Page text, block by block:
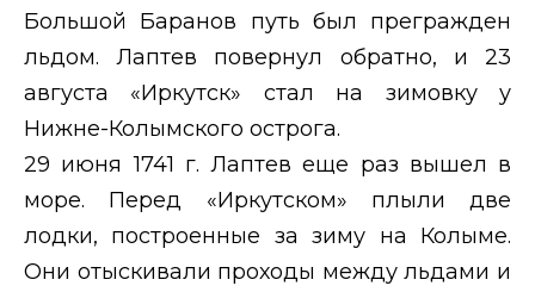
Большой Баранов путь был прегражден
льдом. Лаптев повернул обратно, и 23
августа «Иркутск» стал на зимовку у
Нижне-Колымского острога.
29 июня 1741 г. Лаптев еще раз вышел в
море. Перед «Иркутском» плыли две
лодки, построенные за зиму на Колыме.
Они отыскивали проходы между льдами и